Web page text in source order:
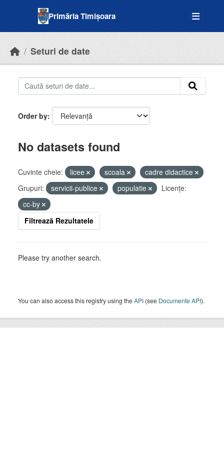
Primăria Timișoara
Seturi de date
Order by
No datasets found
Cuvinte cheie: licee scoala
cadre didactice
Grupuri:
servicii-publice populatie
Licenţe:
cc-by
Filtrează Rezultatele
Please try another search.
You can also access this registry using theAPI (see Documente API).